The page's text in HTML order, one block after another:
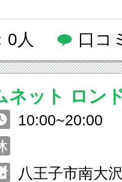
0人 口コ
ネット ロン
／ ランバン
10:00~20:00
八王子市南大